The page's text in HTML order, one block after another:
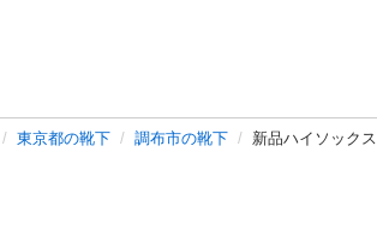
東京都の靴下 調布市の靴下 新品ハイソックス